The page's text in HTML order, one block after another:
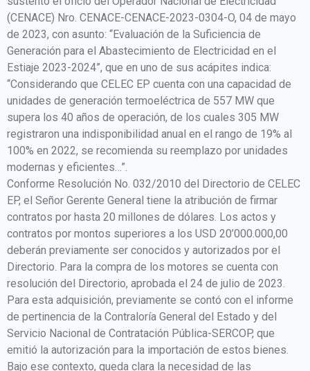
(CENACE) Nro. CENACE-CENACE-2023-0304-O, 04 de mayo
de 2023, con asunto: “Evaluación de la Suficiencia de
Generación para el Abastecimiento de Electricidad en el
Estiaje 2023-2024”, que en uno de sus acápites indica:
“Considerando que CELEC EP cuenta con una capacidad de
unidades de generación termoeléctrica de 557 MW que
supera los 40 años de operación, de los cuales 305 MW
registraron una indisponibilidad anual en el rango de 19% al
100% en 2022, se recomienda su reemplazo por unidades
modernas y eficientes…”.
Conforme Resolución No. 032/2010 del Directorio de CELEC
EP, el Señor Gerente General tiene la atribución de firmar
contratos por hasta 20 millones de dólares. Los actos y
contratos por montos superiores a los USD 20’000.000,00
deberán previamente ser conocidos y autorizados por el
Directorio. Para la compra de los motores se cuenta con
resolución del Directorio, aprobada el 24 de julio de 2023.
Para esta adquisición, previamente se contó con el informe
de pertinencia de la Contraloría General del Estado y del
Servicio Nacional de Contratación Pública-SERCOP, que
emitió la autorización para la importación de estos bienes.
Bajo ese contexto, queda clara la necesidad de las